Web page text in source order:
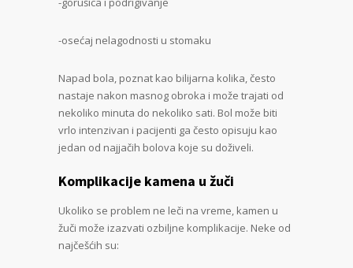
-osećaj nelagodnosti u stomaku
Napad bola, poznat kao bilijarna kolika, često
nastaje nakon masnog obroka i može trajati od
nekoliko minuta do nekoliko sati. Bol može biti
vrlo intenzivan i pacijenti ga često opisuju kao
jedan od najjačih bolova koje su doživeli.
Komplikacije kamena u žuči
Ukoliko se problem ne leči na vreme, kamen u
žuči može izazvati ozbiljne komplikacije. Neke od
najčešćih su: